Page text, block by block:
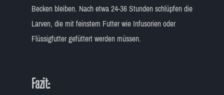
Becken bleiben. Nach etwa 24-36 Stunden schlüpfen die
Larven, die mit feinstem Futter wie Infusorien oder
Flüssigfutter gefüttert werden müssen.
Fazit: